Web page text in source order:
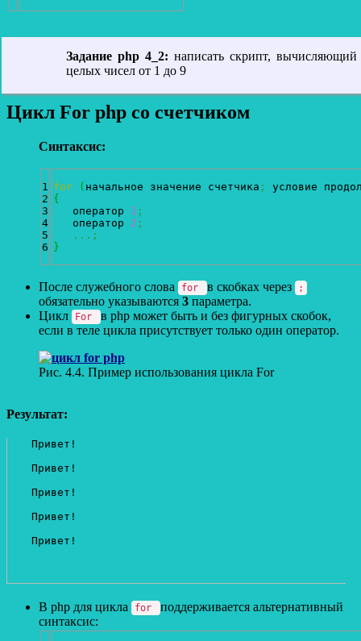
Задание php 4_2: написать скрипт, вычисляющий
целых чисел от 1 до 9
Цикл For php со счетчиком
Синтаксис:
1
2
3
4
5
for ( начальное значение счетчика ;
условие
{
   оператор
1 ;
   оператор
2 ;
...;
}
После служебного слова for в скобках через ;
обязательно указываются 3 параметра.
Цикл
For
в php может быть и без фигурных скобок,
если в теле цикла присутствует только один оператор.
Рис. 4.4. Пример использования цикла For
Результат:
Привет!
Привет!
Привет!
Привет!
Привет!
В php для цикла for
поддерживается альтернативный
синтаксис: